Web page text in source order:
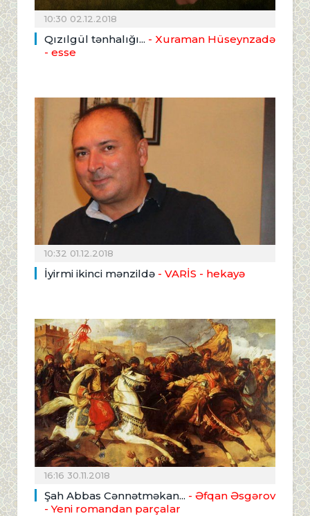
10:30 02.12.2018
Qızılgül tənhalığı... - Xuraman Hüseynzadə
- esse
10:32 01.12.2018
İyirmi ikinci mənzildə - VARİS - hekayə
16:16 30.11.2018
Şah Abbas Cənnətməkan... - Əfqan Əsgərov
- Yeni romandan parçalar